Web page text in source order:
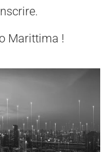
Marittima !